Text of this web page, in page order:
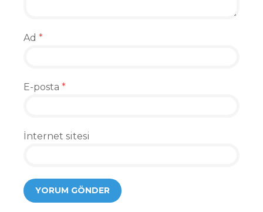
Ad *
E-posta *
İnternet sitesi